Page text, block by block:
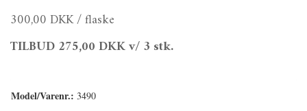
300,00 DKK/ flaske
TILBUD275,00 DKKv/ 3 stk.
Model/Varenr.: 3490